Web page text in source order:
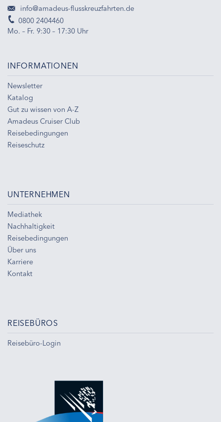
info@amadeus-flusskreuzfahrten.de
0800 2404460
Mo. – Fr. 9:30 – 17:30 Uhr
INFORMATIONEN
Newsletter
Katalog
Gut zu wissen von A-Z
Amadeus Cruiser Club
Reisebedingungen
Reiseschutz
UNTERNEHMEN
Mediathek
Nachhaltigkeit
Reisebedingungen
Über uns
Karriere
Kontakt
REISEBÜROS
Reisebüro-Login